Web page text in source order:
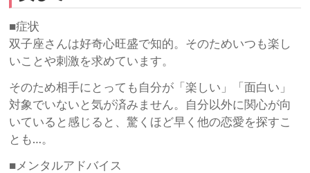
■症状
双子座さんは好奇心旺盛で知的。そのためいつも楽し
いことや刺激を求めています。
そのため相手にとっても自分が「楽しい」「面白い」
対象でいないと気が済みません。自分以外に関心が向
いていると感じると、驚くほど早く他の恋愛を探すこ
とも…。
■メンタルアドバイス